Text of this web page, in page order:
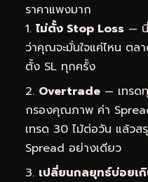
ราคาแพงมาก
ไม่ตั้ง Stop Loss —
ว่าคุณจะมั่นใจแค่ไหน ตล
ตั้ง SL ทุกครั้ง
Overtrade — เทร
กรองคุณภาพ ค่า
เทรด 30 ไม้ต่อวัน แล้ว
Spread อย่างเดียว
เปลี่ยนกลยุทธ์บ่อยเกิ